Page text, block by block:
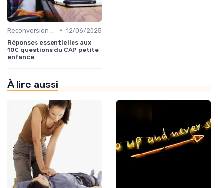
• 12/06/2025
Réponses essentielles aux
100 questions du CAP petite
enfance
À lire aussi